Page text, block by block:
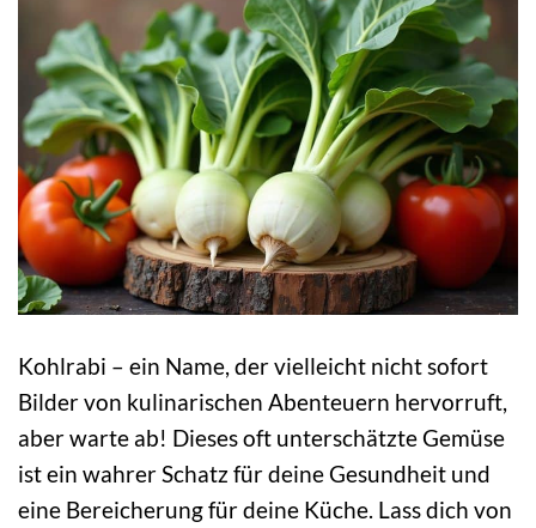
Kohlrabi – ein Name, der vielleicht nicht sofort
Bilder von kulinarischen Abenteuern hervorruft,
aber warte ab! Dieses oft unterschätzte Gemüse
ist ein wahrer Schatz für deine Gesundheit und
eine Bereicherung für deine Küche. Lass dich von